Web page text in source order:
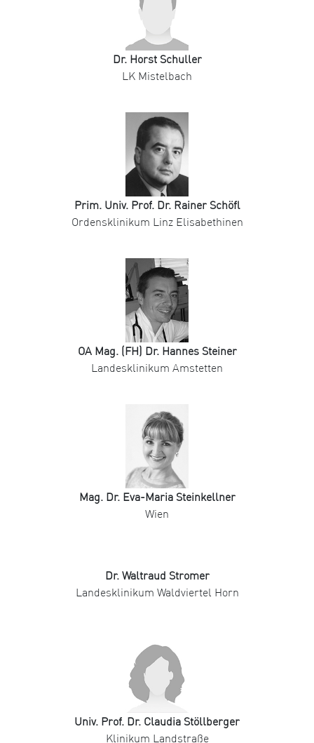
Dr. Horst Schuller
LK Mistelbach
Prim. Univ. Prof. Dr. Rainer Schöfl
Ordensklinikum Linz Elisabethinen
OA Mag. (FH) Dr. Hannes Steiner
Landesklinikum Amstetten
Mag. Dr. Eva-Maria Steinkellner
Wien
Dr. Waltraud Stromer
Landesklinikum Waldviertel Horn
Univ. Prof. Dr. Claudia Stöllberger
Klinikum Landstraße